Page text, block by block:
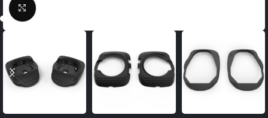
Нажмите, чтобы увеличить